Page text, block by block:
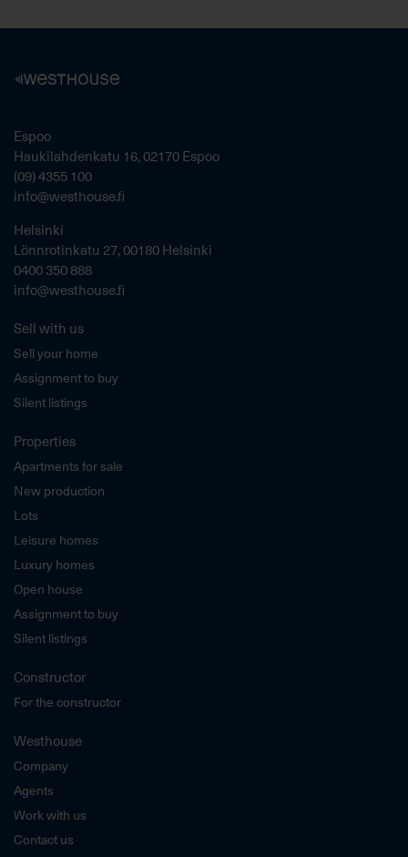
Espoo
Haukilahdenkatu 16, 02170 Espoo
(09) 4355 100
info@westhouse.fi
Helsinki
Lönnrotinkatu 27, 00180 Helsinki
0400 350 888
info@westhouse.fi
Sell with us
Sell your home
Assignment to buy
Silent listings
Properties
Apartments for sale
New production
Lots
Leisure homes
Luxury homes
Open house
Assignment to buy
Silent listings
Constructor
For the constructor
Westhouse
Company
Agents
Work with us
Contact us